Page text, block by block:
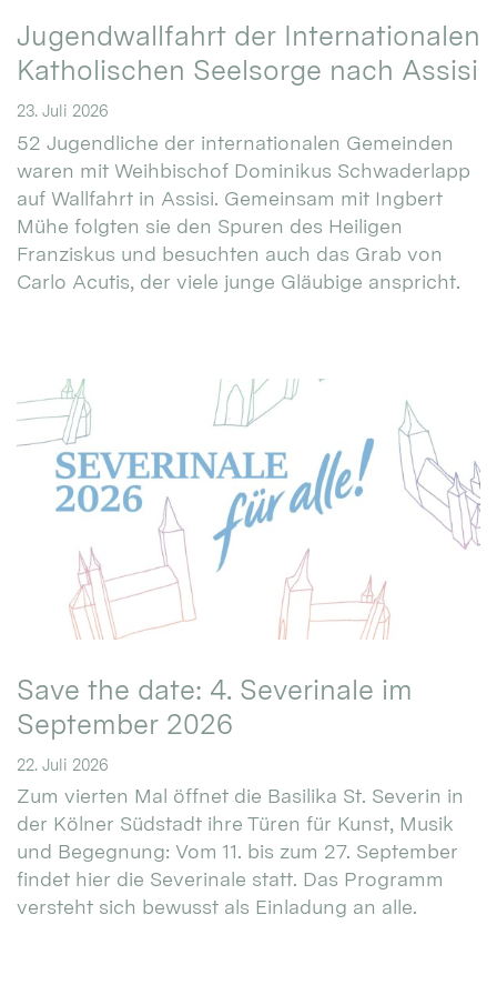
Jugendwallfahrt der Internationalen
Katholischen Seelsorge nach Assisi
23. Juli 2026
52 Jugendliche der internationalen Gemeinden
waren mit Weihbischof Dominikus Schwaderlapp
auf Wallfahrt in Assisi. Gemeinsam mit Ingbert
Mühe folgten sie den Spuren des Heiligen
Franziskus und besuchten auch das Grab von
Carlo Acutis, der viele junge Gläubige anspricht.
Save the date: 4. Severinale im
September 2026
22. Juli 2026
Zum vierten Mal öffnet die Basilika St. Severin in
der Kölner Südstadt ihre Türen für Kunst, Musik
und Begegnung: Vom 11. bis zum 27. September
findet hier die Severinale statt. Das Programm
versteht sich bewusst als Einladung an alle.